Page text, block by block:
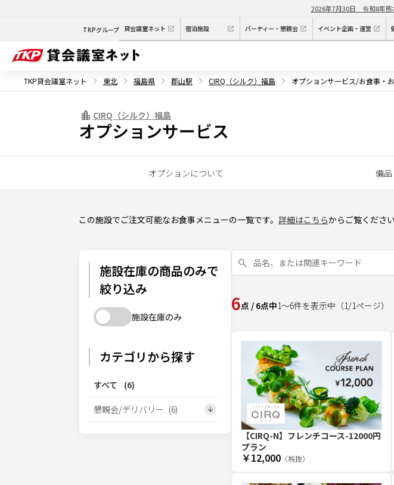
2026年7月30日 令和8年
TKPグループ 貸会議室ネット 宿泊施設 パーティー・懇親会 イベント企画・運営
TKP貸会議室ネット 東北 福島県 郡山駅 CIRQ（シルク）福島 オプションサービス/お食事・
CIRQ（シルク）福島
オプションサービス
オプションについて 備
この施設でご注文可能なお食事メニューの一覧です。 詳細はこちらからご覧ください
施設在庫の商品のみで
絞り込み
施設在庫のみ
カテゴリから探す
すべて (6)
懇親会/デリバリー (6)
6点 / 6点中1～6件を表示中 （1/1ページ）
【CIRQ-N】フレンチコース-12000円
プラン
￥12,000 （税抜）